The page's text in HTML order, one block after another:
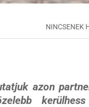
NINCSENEK
azon